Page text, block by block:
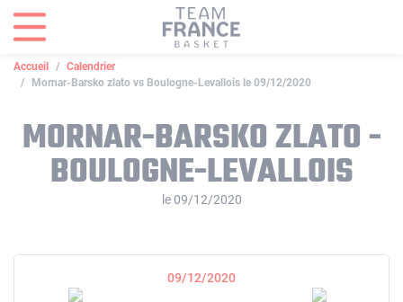
Accueil
Calendrier
Mornar-Barsko zlato vs Boulogne-Levallois le 09/12/2020
MORNAR-BARSKO ZLATO -
BOULOGNE-LEVALLOIS
le 09/12/2020
09/12/2020
Panneau de gestion des cookies